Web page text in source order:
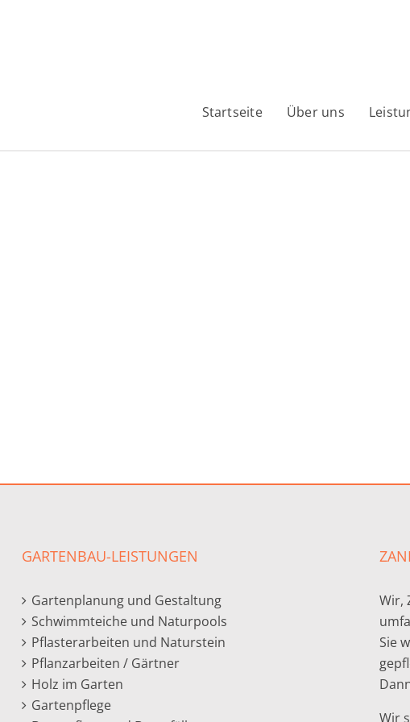
Startseite Über uns
GARTENBAU-LEISTUNGEN
Gartenplanung und Gestaltung
Schwimmteiche und Naturpools
Pflasterarbeiten und Naturstein
Pflanzarbeiten / Gärtner
Holz im Garten
Gartenpflege
Wir,
Sie
Wir